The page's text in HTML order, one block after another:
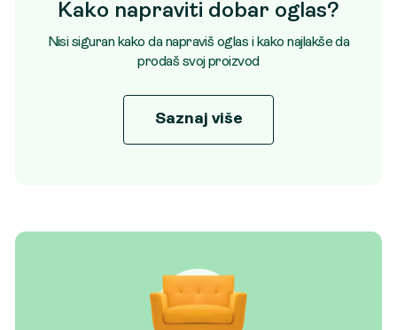
Kako napraviti dobar oglas?
Nisi siguran kako da napraviš oglas i kako najlakše da
prodaš svoj proizvod
Saznaj više